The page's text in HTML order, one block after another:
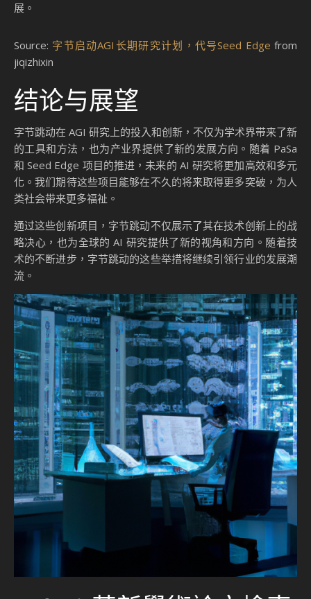
展。
Source: 字节启动AGI长期研究计划，代号Seed Edge from
jiqizhixin
结论与展望
字节跳动在 AGI 研究上的投入和创新，不仅为学术界带来了新
的工具和方法，也为产业界提供了新的发展方向。随着 PaSa
和 Seed Edge 项目的推进，未来的 AI 研究将更加高效和多元
化。我们期待这些项目能够在不久的将来取得更多突破，为人
类社会带来更多福祉。
通过这些创新项目，字节跳动不仅展示了其在技术创新上的战
略决心，也为全球的 AI 研究提供了新的视角和方向。随着技
术的不断进步，字节跳动的这些举措将继续引领行业的发展潮
流。